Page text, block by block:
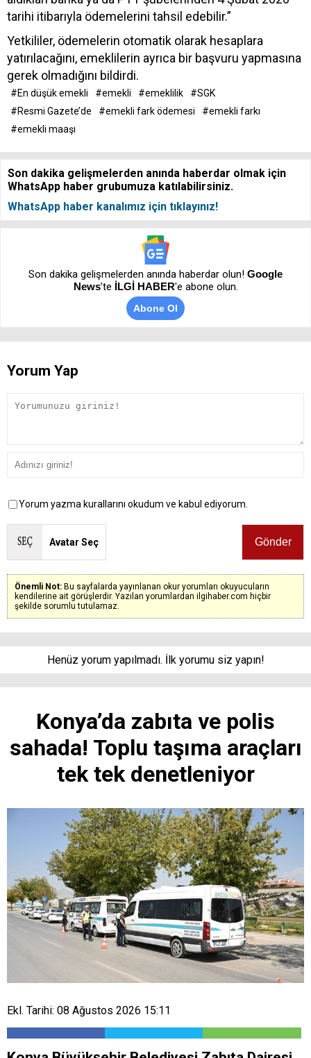
tarihi itibarıyla ödemelerini tahsil edebilir.”
Yetkililer, ödemelerin otomatik olarak hesaplara
yatırılacağını, emeklilerin ayrıca bir başvuru yapmasına
gerek olmadığını bildirdi.
#En düşük emekli #emekli #emeklilik
#SGK
#Resmi Gazete’de
#emekli fark ödemesi
#emekli farkı
#emekli maaşı
Son dakika gelişmelerden anında haberdar olmak için
WhatsApp haber grubumuza katılabilirsiniz.
WhatsApp haber kanalımız için tıklayınız!
Son dakika gelişmelerden anında haberdar olun! Google
News’te İLGİ HABER'e abone olun.
Abone Ol
Yorum Yap
Yorum yazma kurallarını okudum ve kabul ediyorum.
Avatar Seç
Önemli Not: Bu sayfalarda yayınlanan okur yorumları okuyucuların
kendilerine ait görüşlerdir. Yazılan yorumlardan ilgihaber.com hiçbir
şekilde sorumlu tutulamaz.
Henüz yorum yapılmadı. İlk yorumu siz yapın!
Konya’da zabıta ve polis
sahada! Toplu taşıma araçları
tek tek denetleniyor
Ekl. Tarihi: 08 Ağustos 2026 15:11